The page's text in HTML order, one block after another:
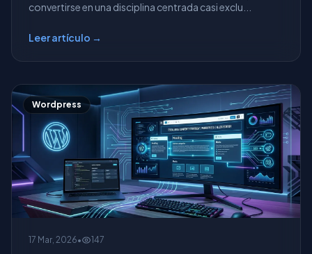
convertirse en una disciplina centrada casi exclu...
Leer artículo →
Wordpress
17 Mar, 2026• 147